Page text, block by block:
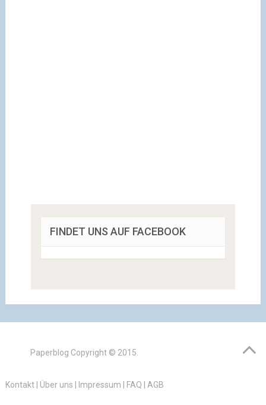
FINDET UNS AUF FACEBOOK
Paperblog Copyright © 2015.
Kontakt| Über uns Impressum FAQ AGB